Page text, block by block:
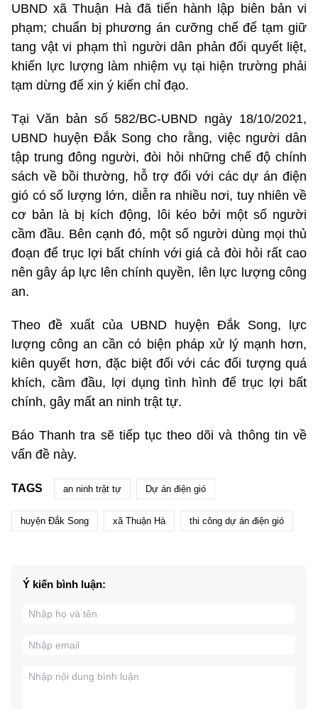
UBND xã Thuận Hà đã tiến hành lập biên bản vi
phạm; chuẩn bị phương án cưỡng chế để tạm giữ
tang vật vi phạm thì người dân phản đối quyết liệt,
khiến lực lượng làm nhiệm vụ tại hiện trường phải
tạm dừng để xin ý kiến chỉ đạo.
Tại Văn bản số 582/BC-UBND ngày 18/10/2021,
UBND huyện Đắk Song cho rằng, việc người dân
tập trung đông người, đòi hỏi những chế độ chính
sách về bồi thường, hỗ trợ đối với các dự án điện
gió có số lượng lớn, diễn ra nhiều nơi, tuy nhiên về
cơ bản là bị kích động, lôi kéo bởi một số người
cầm đầu. Bên cạnh đó, một số người dùng mọi thủ
đoạn để trục lợi bất chính với giá cả đòi hỏi rất cao
nên gây áp lực lên chính quyền, lên lực lượng công
an.
Theo đề xuất của UBND huyện Đắk Song, lực
lượng công an cần có biện pháp xử lý mạnh hơn,
kiên quyết hơn, đặc biệt đối với các đối tượng quá
khích, cầm đầu, lợi dụng tình hình để trục lợi bất
chính, gây mất an ninh trật tự.
Báo Thanh tra sẽ tiếp tục theo dõi và thông tin về
vấn đề này.
TAGS an ninh trật tự Dự án điện gió
huyện Đắk Song xã Thuận Hà thi công dự án điện gió
Ý kiến bình luận: